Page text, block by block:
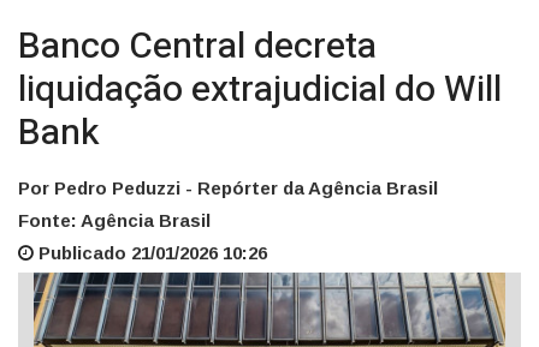
Banco Central decreta
liquidação extrajudicial do Will
Bank
Por Pedro Peduzzi - Repórter da Agência Brasil
Fonte: Agência Brasil
Publicado 21/01/2026 10:26